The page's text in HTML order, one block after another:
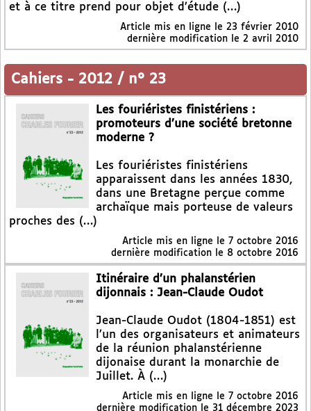
et à ce titre prend pour objet d’étude (…)
Article mis en ligne le 23 février 2010
dernière modification le 2 avril 2010
Cahiers - 2012 / n° 23
Les fouriéristes finistériens :
promoteurs d’une société bretonne
moderne ?
Les fouriéristes finistériens
apparaissent dans les années 1830,
dans une Bretagne perçue comme
archaïque mais porteuse de valeurs
proches des (…)
Article mis en ligne le 7 octobre 2016
dernière modification le 8 octobre 2016
Itinéraire d’un phalanstérien
dijonnais : Jean-Claude Oudot
Jean-Claude Oudot (1804-1851) est
l’un des organisateurs et animateurs
de la réunion phalanstérienne
dijonaise durant la monarchie de
Juillet. À (…)
Article mis en ligne le 7 octobre 2016
dernière modification le 31 décembre 2023